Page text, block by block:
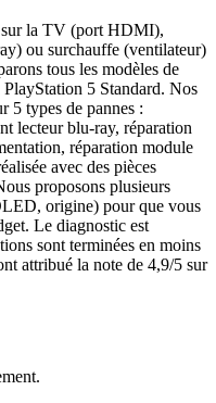
sur la TV (port HDMI),
ou surchauffe (ventilateur)
tous les modèles de
5 Standard. Nos
5 types de pannes :
lecteur blu-ray, réparation
réparation module
avec des pièces
proposons plusieurs
origine) pour que vous
Le diagnostic est
sont terminées en moins
attribué la note de 4,9/5 sur